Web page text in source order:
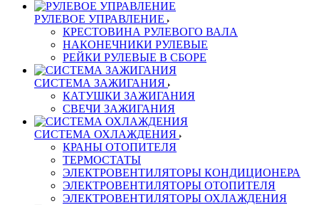
РУЛЕВОЕ УПРАВЛЕНИЕ
КРЕСТОВИНА РУЛЕВОГО ВАЛА
НАКОНЕЧНИКИ РУЛЕВЫЕ
РЕЙКИ РУЛЕВЫЕ В СБОРЕ
СИСТЕМА ЗАЖИГАНИЯ
КАТУШКИ ЗАЖИГАНИЯ
СВЕЧИ ЗАЖИГАНИЯ
СИСТЕМА ОХЛАЖДЕНИЯ
КРАНЫ ОТОПИТЕЛЯ
ТЕРМОСТАТЫ
ЭЛЕКТРОВЕНТИЛЯТОРЫ КОНДИЦИОНЕРА
ЭЛЕКТРОВЕНТИЛЯТОРЫ ОТОПИТЕЛЯ
ЭЛЕКТРОВЕНТИЛЯТОРЫ ОХЛАЖДЕНИЯ